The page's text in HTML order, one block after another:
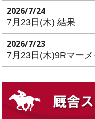
2026/7/24
7月23日(木) 結果
2026/7/23
7月23日(木)9Rマー